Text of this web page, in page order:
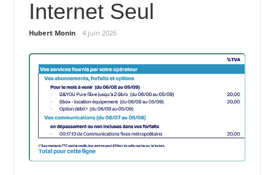
Internet Seul
Hubert Monin 4 juin 2026